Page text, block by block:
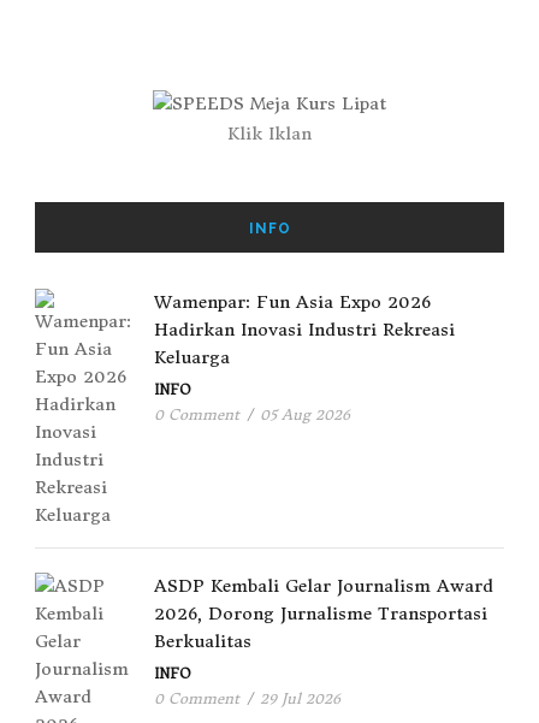
Klik Iklan
INFO
Wamenpar: Fun Asia Expo 2026
Hadirkan Inovasi Industri Rekreasi
Keluarga
INFO
0 Comment / 05 Aug 2026
ASDP Kembali Gelar Journalism Award
2026, Dorong Jurnalisme Transportasi
Berkualitas
INFO
0 Comment / 29 Jul 2026